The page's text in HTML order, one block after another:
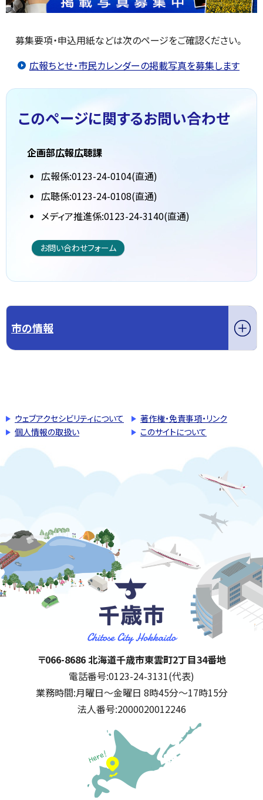
募集要項・申込用紙などは次のページをご確認ください。
広報ちとせ・市民カレンダーの掲載写真を募集します
このページに関するお問い合わせ
企画部広報広聴課
広報係:0123-24-0104(直通)
広聴係:0123-24-0108(直通)
メディア推進係:0123-24-3140(直通)
お問い合わせフォーム
市の情報
ウェブアクセシビリティについて
著作権・免責事項・リンク
個人情報の取扱い
このサイトについて
千歳市
住所:
〒066-8686 北海道千歳市東雲町2丁目34番地
電話番号:0123-24-3131(代表)
業務時間:月曜日～金曜日 8時45分～17時15分
法人番号:2000020012246